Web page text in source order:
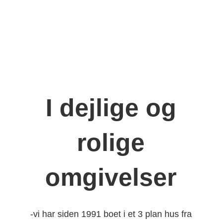
I dejlige og
rolige
omgivelser
-vi har siden 1991 boet i et 3 plan hus fra